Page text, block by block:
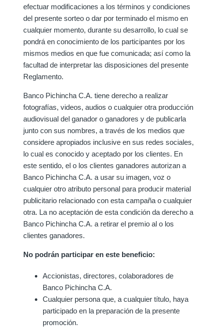
efectuar modificaciones a los términos y condiciones
del presente sorteo o dar por terminado el mismo en
cualquier momento, durante su desarrollo, lo cual se
pondrá en conocimiento de los participantes por los
mismos medios en que fue comunicada; así como la
facultad de interpretar las disposiciones del presente
Reglamento.
Banco Pichincha C.A. tiene derecho a realizar
fotografías, videos, audios o cualquier otra producción
audiovisual del ganador o ganadores y de publicarla
junto con sus nombres, a través de los medios que
considere apropiados inclusive en sus redes sociales,
lo cual es conocido y aceptado por los clientes. En
este sentido, el o los clientes ganadores autorizan a
Banco Pichincha C.A. a usar su imagen, voz o
cualquier otro atributo personal para producir material
publicitario relacionado con esta campaña o cualquier
otra. La no aceptación de esta condición da derecho a
Banco Pichincha C.A. a retirar el premio al o los
clientes ganadores.
No podrán participar en este beneficio:
Accionistas, directores, colaboradores de
Banco Pichincha C.A.
Cualquier persona que, a cualquier título, haya
participado en la preparación de la presente
promoción.